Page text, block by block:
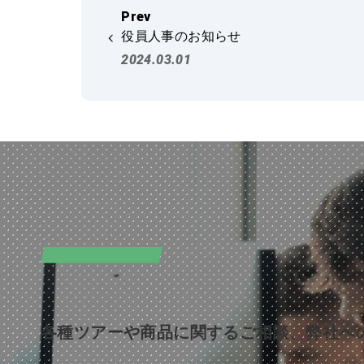
役員人事のお知らせ
2024.03.01
CONTACT
お問い合わせ
各種ツアーや商品に関するご相談、弊社